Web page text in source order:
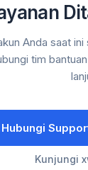
Anda saat
tim
Hubungi
Kunjungi